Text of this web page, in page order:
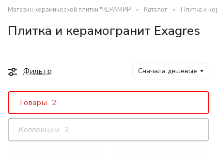
Магазин керамической плитки "КЕРАМИР Каталог Плитка и
Плитка и керамогранит Exagres
Фильтр Сначала дешевые
Товары 2
Коллекции 2